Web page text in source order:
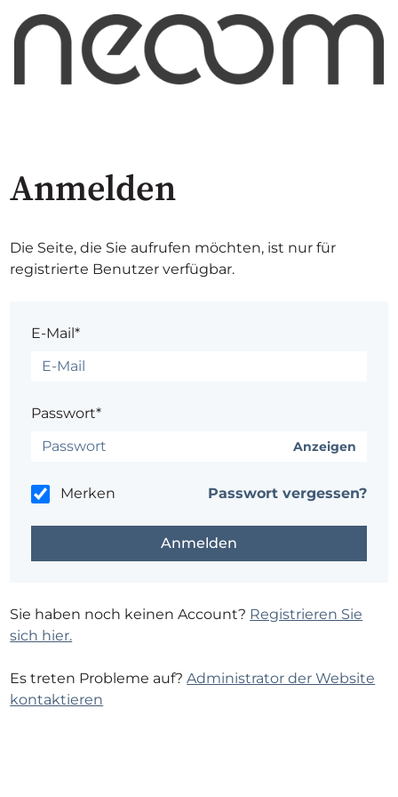
Anmelden
Die Seite, die Sie aufrufen möchten, ist nur für
registrierte Benutzer verfügbar.
E-Mail*
Passwort*
Anzeigen
Merken Passwort vergessen?
Sie haben noch keinen Account? Registrieren Sie
sich hier.
Es treten Probleme auf?Administrator der Website
kontaktieren